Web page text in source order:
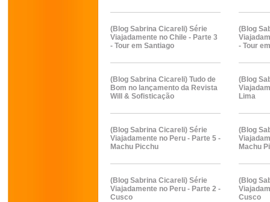
(Blog Sabrina Cicareli) Série
Viajadamente no Chile - Parte 3
- Tour em Santiago
(Blog
- Tour
(Blog Sabrina Cicareli) Tudo de
Bom no lançamento da Revista
Will & Sofisticação
(Blog
Lima
(Blog Sabrina Cicareli) Série
Viajadamente no Peru - Parte 5 -
Machu Picchu
(Blog
Machu
(Blog Sabrina Cicareli) Série
Viajadamente no Peru - Parte 2 -
Cusco
(Blog
Cusco